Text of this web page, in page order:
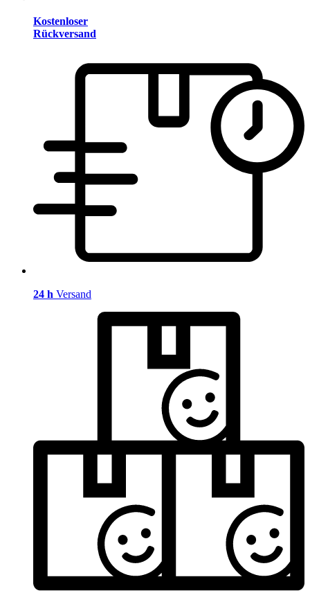
Kostenloser
Rückversand
24 h Versand